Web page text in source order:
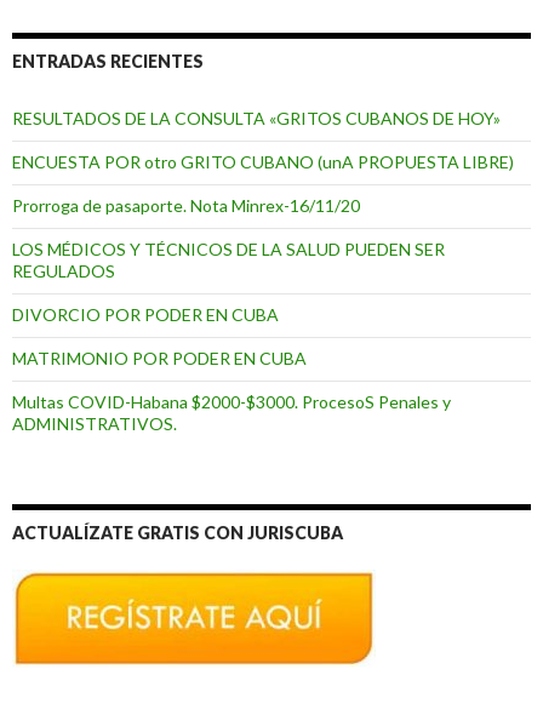
ENTRADAS RECIENTES
RESULTADOS DE LA CONSULTA «GRITOS CUBANOS DE HOY»
ENCUESTA POR otro GRITO CUBANO (unA PROPUESTA LIBRE)
Prorroga de pasaporte. Nota Minrex-16/11/20
LOS MÉDICOS Y TÉCNICOS DE LA SALUD PUEDEN SER
REGULADOS
DIVORCIO POR PODER EN CUBA
MATRIMONIO POR PODER EN CUBA
Multas COVID-Habana $2000-$3000. ProcesoS Penales y
ADMINISTRATIVOS.
ACTUALÍZATE GRATIS CON JURISCUBA